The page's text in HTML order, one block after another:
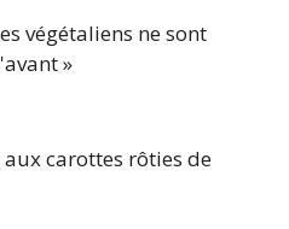
végétaliens ne sont
»
carottes rôties de